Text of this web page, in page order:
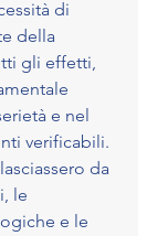
di
della
gli effetti,
e nel
verificabili.
da
le
e le